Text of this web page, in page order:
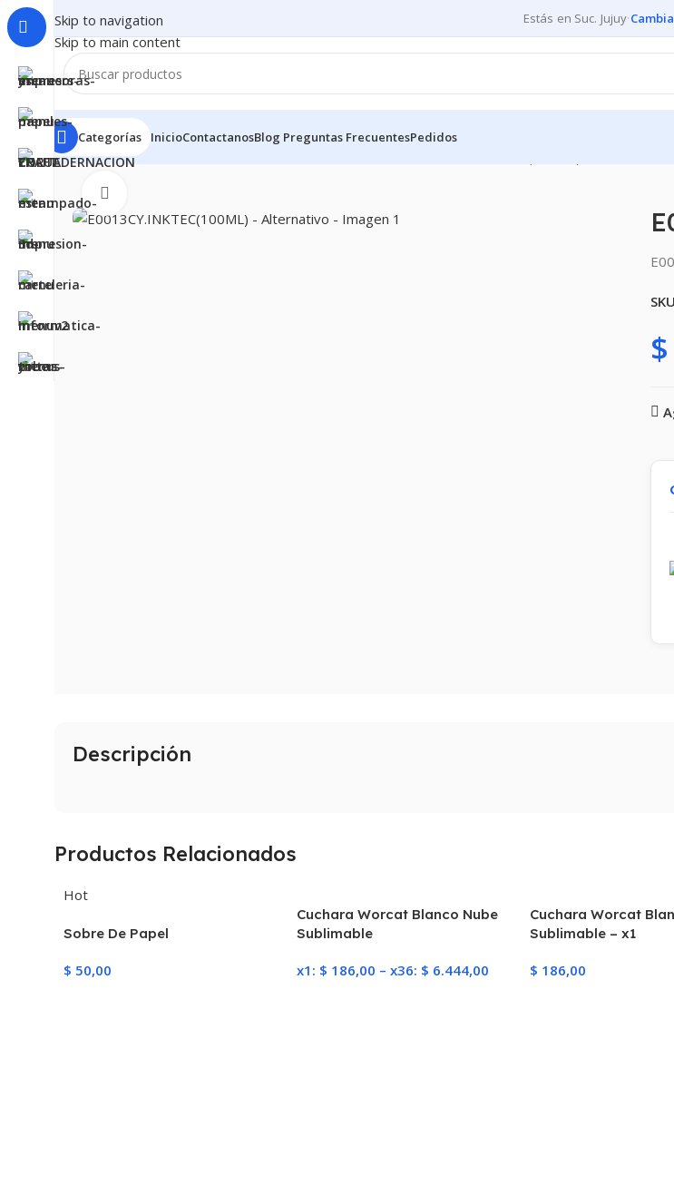
Skip to navigation
Skip to main content
Estás en Suc. Jujuy·
Categorías InicioContactanosBlog Preguntas FrecuentesPedidos
Inicio CONSUMIBLES
$
Descripción
Productos Relacionados
Hot
Sobre De Papel
$ 50,00
Cuchara Worcat Blanco Nube
Sublimable
x1: $ 186,00 – x36: $ 6.444,00
Cuchara Worcat
Sublimable – x1
$ 186,00